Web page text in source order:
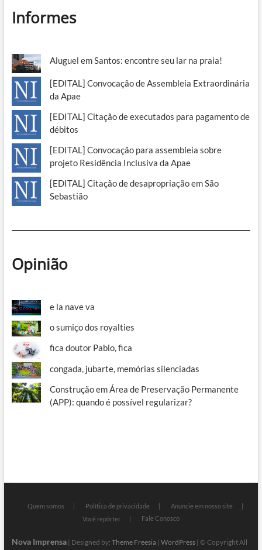
Informes
Aluguel em Santos: encontre seu lar na praia!
[EDITAL] Convocação de Assembleia Extraordinária
da Apae
[EDITAL] Citação de executados para pagamento de
débitos
[EDITAL] Convocação para assembleia sobre
projeto Residência Inclusiva da Apae
[EDITAL] Citação de desapropriação em São
Sebastião
Opinião
e la nave va
o sumiço dos royalties
fica doutor Pablo, fica
congada, jubarte, memórias silenciadas
Construção em Área de Preservação Permanente
(APP): quando é possível regularizar?
Quem somos Política de privacidade
Anuncie em nosso site
Você repórter
Fale Conosco
Nova Imprensa| Designed by: Theme Freesia| WordPress| © Copyright All